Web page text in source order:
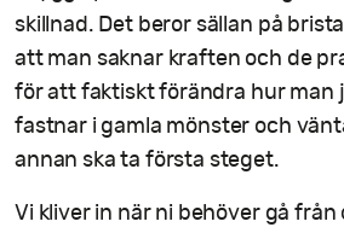
skillnad. Det beror sällan på
att man saknar kraften och de
för att faktiskt förändra hur man
fastnar i gamla mönster och
annan ska ta första steget.
Vi kliver in när ni behöver gå